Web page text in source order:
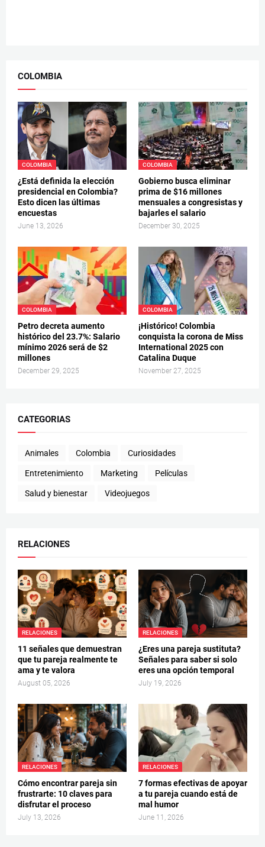
COLOMBIA
COLOMBIA
¿Está definida la elección
presidencial en Colombia?
Esto dicen las últimas
encuestas
June 13, 2026
COLOMBIA
Gobierno busca eliminar
prima de $16 millones
mensuales a congresistas y
bajarles el salario
December 30, 2025
COLOMBIA
Petro decreta aumento
histórico del 23.7%: Salario
mínimo 2026 será de $2
millones
December 29, 2025
COLOMBIA
¡Histórico! Colombia
conquista la corona de Miss
International 2025 con
Catalina Duque
November 27, 2025
CATEGORIAS
Animales Colombia Curiosidades
Entretenimiento Marketing Películas
Salud y bienestar Videojuegos
RELACIONES
RELACIONES
11 señales que demuestran
que tu pareja realmente te
ama y te valora
August 05, 2026
RELACIONES
¿Eres una pareja sustituta?
Señales para saber si solo
eres una opción temporal
July 19, 2026
RELACIONES
Cómo encontrar pareja sin
frustrarte: 10 claves para
disfrutar el proceso
July 13, 2026
RELACIONES
7 formas efectivas de apoyar
a tu pareja cuando está de
mal humor
June 11, 2026